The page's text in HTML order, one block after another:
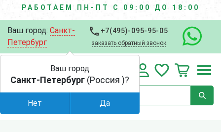
РАБОТАЕМ ПН-ПТ С 09:00 ДО 18:00
Ваш город: Санкт-
Петербург
+7(495)-095-95-05
заказать обратный звонок
Ваш город
Санкт-Петербург (Россия )?
Нет Да